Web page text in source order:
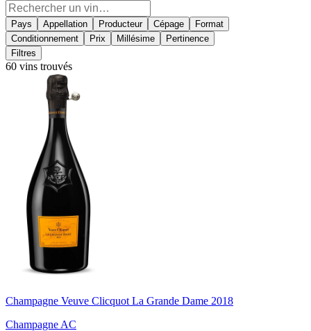
Pays Appellation Producteur Cépage
Format
Conditionnement
Prix Millésime
Pertinence
Filtres
60 vins trouvés
Champagne Veuve Clicquot La Grande Dame 2018
Champagne AC